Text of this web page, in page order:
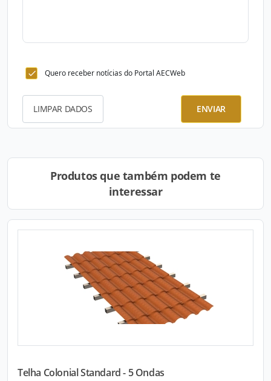
Quero receber notícias do Portal AECWeb
LIMPAR DADOS ENVIAR
Produtos que também podem te
interessar
Telha Colonial Standard - 5 Ondas